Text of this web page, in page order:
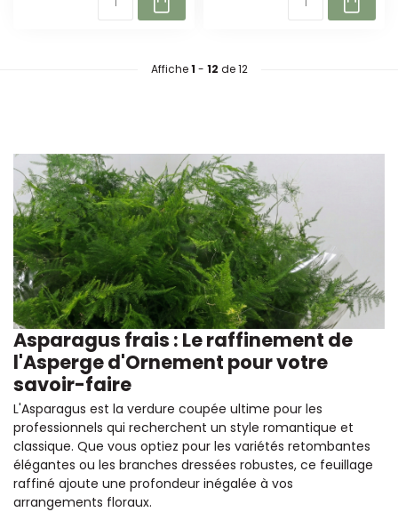
Affiche1 - 12 de 12
Asparagus frais : Le raffinement de
l'Asperge d'Ornement pour votre
savoir-faire
L'Asparagus est la verdure coupée ultime pour les
professionnels qui recherchent un style romantique et
classique. Que vous optiez pour les variétés retombantes
élégantes ou les branches dressées robustes, ce feuillage
raffiné ajoute une profondeur inégalée à vos
arrangements floraux.